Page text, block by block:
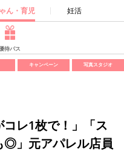
ん・育児 妊活
待パス
キャンペーン 写真スタジオ
レ1枚で！」「ス
◎」元アパレル店員